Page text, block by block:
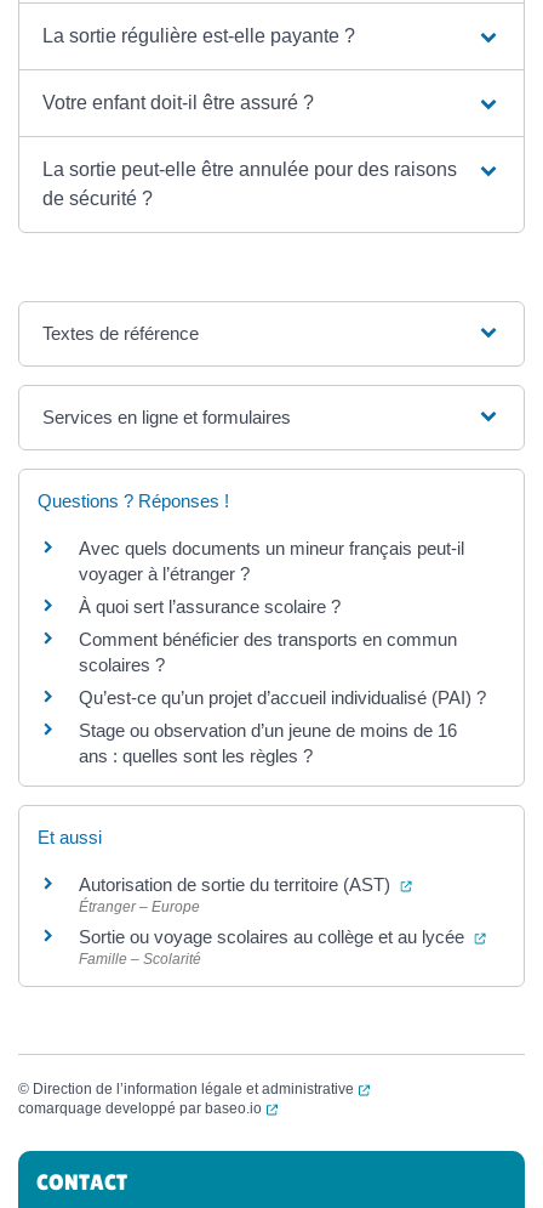
La sortie régulière est-elle payante ?
Votre enfant doit-il être assuré ?
La sortie peut-elle être annulée pour des raisons
de sécurité ?
Textes de référence
Services en ligne et formulaires
Questions ? Réponses !
Avec quels documents un mineur français peut-il
voyager à l’étranger ?
À quoi sert l’assurance scolaire ?
Comment bénéficier des transports en commun
scolaires ?
Qu’est-ce qu’un projet d’accueil individualisé (PAI) ?
Stage ou observation d’un jeune de moins de 16
ans : quelles sont les règles ?
Et aussi
Autorisation de sortie du territoire (AST) (ouverture dans
Étranger – Europe
Sortie ou voyage scolaires au collège et au lycée
Famille – Scolarité
© Direction de l’information légale et administrative
(ouverture dans un
comarquage developpé par baseo.io (ouverture dans un nouvel onglet)
Informations complémentaires
CONTACT